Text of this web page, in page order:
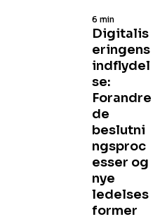
Digitalis
eringens
indflydel
se:
Forandre
de
beslutni
ngsproc
esser og
nye
ledelses
former
6 min